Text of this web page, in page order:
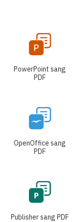
PowerPoint sang
PDF
OpenOffice sang
PDF
Publisher sang PDF